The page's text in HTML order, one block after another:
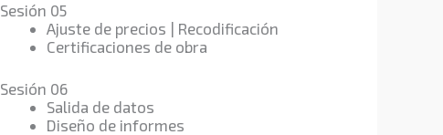
Sesión 05
Ajuste de precios | Recodificación
Certificaciones de obra
Sesión 06
Salida de datos
Diseño de informes